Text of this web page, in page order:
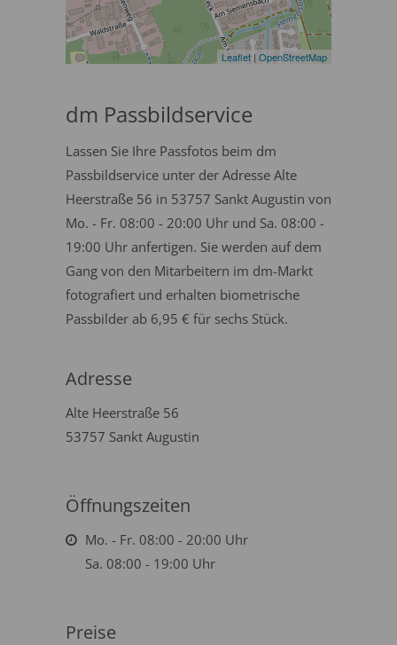
Leaflet | OpenStreetMap
dm Passbildservice
Lassen Sie Ihre Passfotos beim dm
Passbildservice unter der Adresse Alte
Heerstraße 56 in 53757 Sankt Augustin von
Mo. - Fr. 08:00 - 20:00 Uhr und Sa. 08:00 -
19:00 Uhr anfertigen. Sie werden auf dem
Gang von den Mitarbeitern im dm-Markt
fotografiert und erhalten biometrische
Passbilder ab 6,95 € für sechs Stück.
Adresse
Alte Heerstraße 56
53757 Sankt Augustin
Öffnungszeiten
Mo. - Fr. 08:00 - 20:00 Uhr
Sa. 08:00 - 19:00 Uhr
Preise